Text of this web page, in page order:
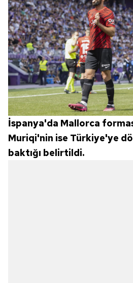
İspanya'da Mallorca
Muriqi'nin ise Türkiye'ye
baktığı belirtildi.